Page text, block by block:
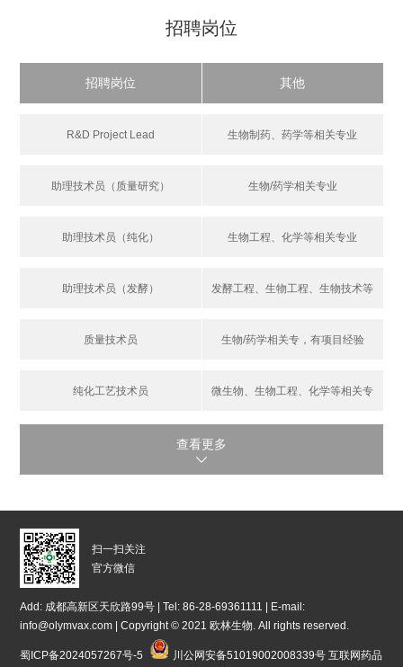
招聘岗位
招聘岗位 其他
R&D Project Lead 生物制药、药学等相关专业
助理技术员（质量研究） 生物/药学相关专业
助理技术员（纯化） 生物工程、化学等相关专业
助理技术员（发酵） 发酵工程、生物工程、生物技术等
质量技术员
生物/药学相关专，有项目经验
纯化工艺技术员 微生物、生物工程、化学等相关专
查看更多

扫一扫关注
官方微信
Add: 成都高新区天欣路99号 | Tel: 86-28-69361111 | E-mail:
info@olymvax.com | Copyright © 2021 欧林生物. All rights reserved.
蜀ICP备2024057267号-5 川公网安备51019002008339号 互联网药品